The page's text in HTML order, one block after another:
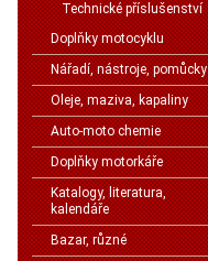
Technické příslušenství
Doplňky motocyklu
Nářadí, nástroje, pomůcky
Oleje, maziva, kapaliny
Auto-moto chemie
Doplňky motorkáře
Katalogy, literatura,
kalendáře
Bazar, různé